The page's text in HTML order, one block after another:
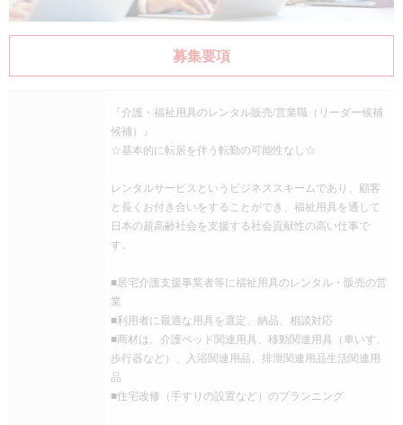
募集要項
『介護・福祉用具のレンタル販売/営業職（リーダー候補
候補）』
☆基本的に転居を伴う転勤の可能性なし☆
レンタルサービスというビジネススキームであり、顧客
と長くお付き合いをすることができ、福祉用具を通して
日本の超高齢社会を支援する社会貢献性の高い仕事で
す。
■居宅介護支援事業者等に福祉用具のレンタル・販売の営
業
■利用者に最適な用具を選定、納品、相談対応
■商材は、介護ベッド関連用具、移動関連用具（車いす、
歩行器など）、入浴関連用品、排泄関連用品生活関連用
品
■住宅改修（手すりの設置など）のプランニング